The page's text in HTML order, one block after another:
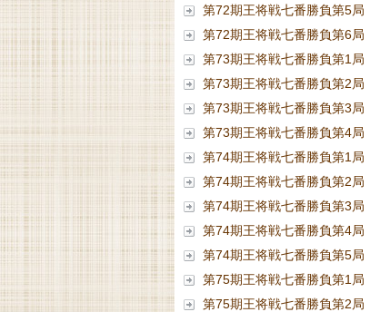
第72期王将戦七番勝負第5局
第72期王将戦七番勝負第6局
第73期王将戦七番勝負第1局
第73期王将戦七番勝負第2局
第73期王将戦七番勝負第3局
第73期王将戦七番勝負第4局
第74期王将戦七番勝負第1局
第74期王将戦七番勝負第2局
第74期王将戦七番勝負第3局
第74期王将戦七番勝負第4局
第74期王将戦七番勝負第5局
第75期王将戦七番勝負第1局
第75期王将戦七番勝負第2局